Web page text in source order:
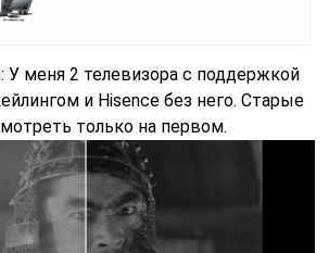
меня 2 телевизора с поддержкой
и Hisence без него. Старые
только на первом.